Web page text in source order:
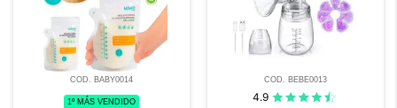
COD. BABY0014
1º MÁS VENDIDO
COD. BEBE0013
4.9